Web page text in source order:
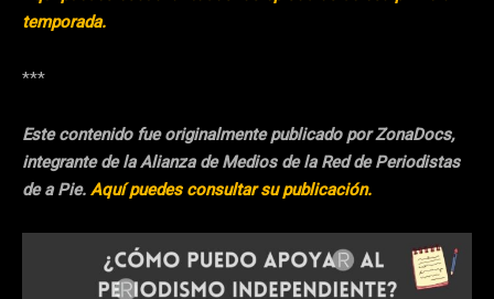
temporada.
***
Este contenido fue originalmente publicado por ZonaDocs,
integrante de la Alianza de Medios de la Red de Periodistas
de a Pie.Aquí puedes consultar su publicación.